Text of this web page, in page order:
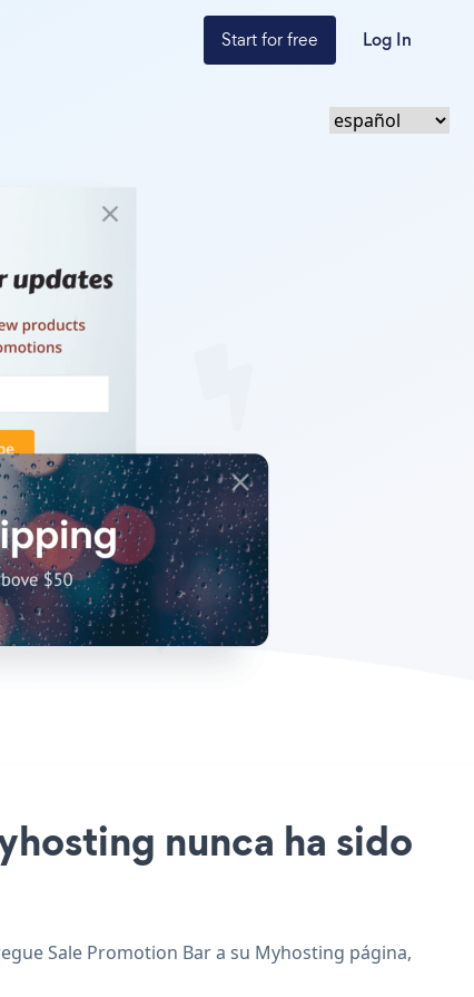
Start for free Log In
nunca ha sido
Sale Promotion Bar a su Myhosting página,